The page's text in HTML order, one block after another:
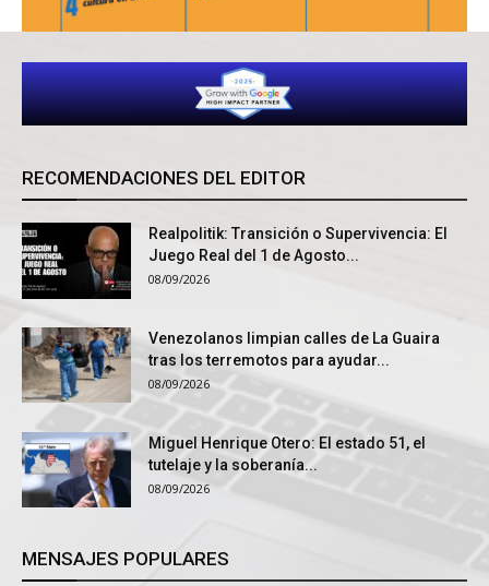
RECOMENDACIONES DEL EDITOR
Realpolitik: Transición o Supervivencia: El
Juego Real del 1 de Agosto...
08/09/2026
Venezolanos limpian calles de La Guaira
tras los terremotos para ayudar...
08/09/2026
Miguel Henrique Otero: El estado 51, el
tutelaje y la soberanía...
08/09/2026
MENSAJES POPULARES